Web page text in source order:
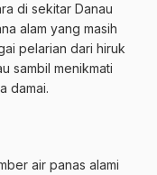
di sekitar Danau
alam yang masih
pelarian dari hiruk
sambil menikmati
damai.
air panas alami